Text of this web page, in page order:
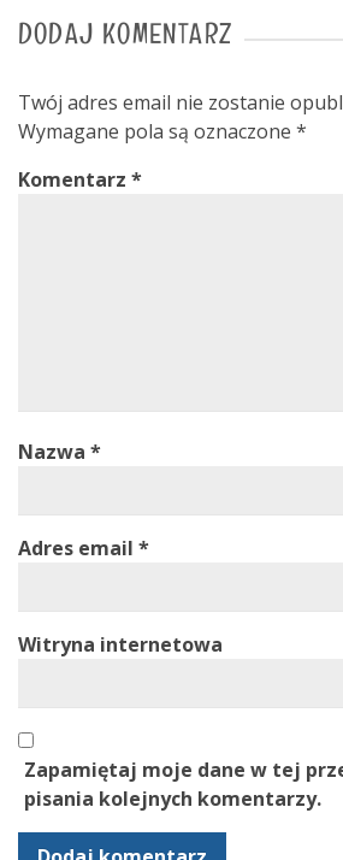
DODAJ KOMENTARZ
Twój adres email nie zostanie
Wymagane pola są oznaczone *
Komentarz *
Nazwa *
Adres email *
Witryna internetowa
Zapamiętaj moje dane w tej
pisania kolejnych komentarzy.